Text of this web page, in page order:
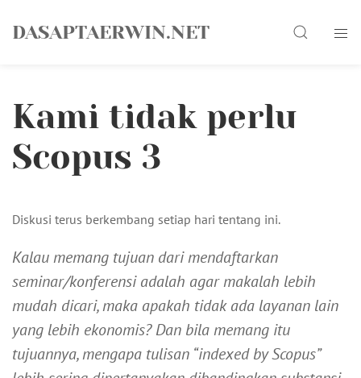
DASAPTAERWIN.NET Search
Kami tidak perlu
Scopus 3
Diskusi terus berkembang setiap hari tentang ini.
Kalau memang tujuan dari mendaftarkan
seminar/konferensi adalah agar makalah lebih
mudah dicari, maka apakah tidak ada layanan lain
yang lebih ekonomis? Dan bila memang itu
tujuannya, mengapa tulisan “indexed by Scopus”